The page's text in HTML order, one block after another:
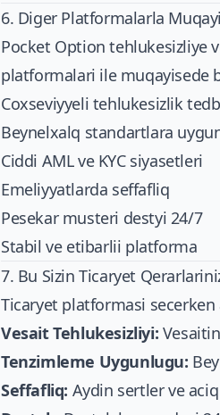
6. Diger Platformalarla
Pocket Option tehlukesizliye
platformalari ile muqayisede
Coxseviyyeli tehlukesizlik
Beynelxalq standartlara
Ciddi AML ve KYC siyasetleri
Emeliyyatlarda seffafliq
Pesekar musteri destyi 24/7
Stabil ve etibarlii platforma
7. Bu Sizin Ticaryet
Ticaryet platformasi
Vesait Tehlukesizliyi:
Tenzimleme Uygunlugu:
Seffafliq: Aydin sertler ve